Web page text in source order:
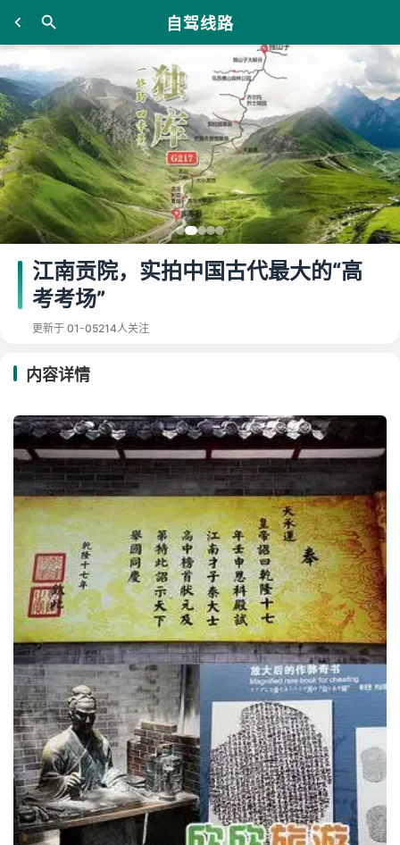
自驾线路
江南贡院，实拍中国古代最大的“高
考考场”
更新于 01-05214人关注
内容详情